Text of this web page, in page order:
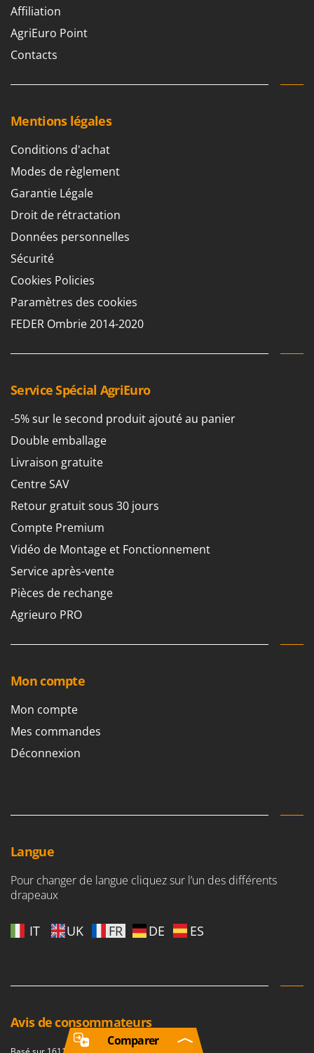
Affiliation
AgriEuro Point
Contacts
Mentions légales
Conditions d'achat
Modes de règlement
Garantie Légale
Droit de rétractation
Données personnelles
Sécurité
Cookies Policies
Paramètres des cookies
FEDER Ombrie 2014-2020
Service Spécial AgriEuro
-5% sur le second produit ajouté au panier
Double emballage
Livraison gratuite
Centre SAV
Retour gratuit sous 30 jours
Compte Premium
Vidéo de Montage et Fonctionnement
Service après-vente
Pièces de rechange
Agrieuro PRO
Mon compte
Mon compte
Mes commandes
Déconnexion
Langue
Pour changer de langue cliquez sur l’un des différents
drapeaux
IT UK FR DE ES
Avis de consommateurs
Comparer